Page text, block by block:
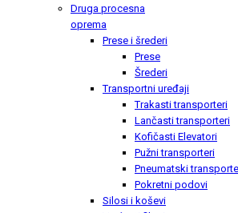
Druga procesna
oprema
Prese i šrederi
Prese
Šrederi
Transportni uređaji
Trakasti transporteri
Lančasti transporteri
Kofičasti Elevatori
Pužni transporteri
Pneumatski
Pokretni podovi
Silosi i koševi